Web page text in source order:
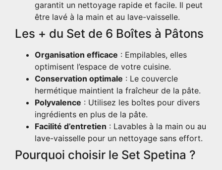
garantit un nettoyage rapide et facile. Il peut
être lavé à la main et au lave-vaisselle.
Les + du Set de 6 Boîtes à Pâtons
Organisation efficace : Empilables, elles
optimisent l’espace de votre cuisine.
Conservation optimale : Le couvercle
hermétique maintient la fraîcheur de la pâte.
Polyvalence : Utilisez les boîtes pour divers
ingrédients en plus de la pâte.
Facilité d’entretien : Lavables à la main ou au
lave-vaisselle pour un nettoyage sans effort.
Pourquoi choisir le Set Spetina ?